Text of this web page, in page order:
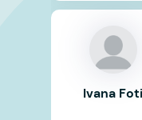
Ivana Foti